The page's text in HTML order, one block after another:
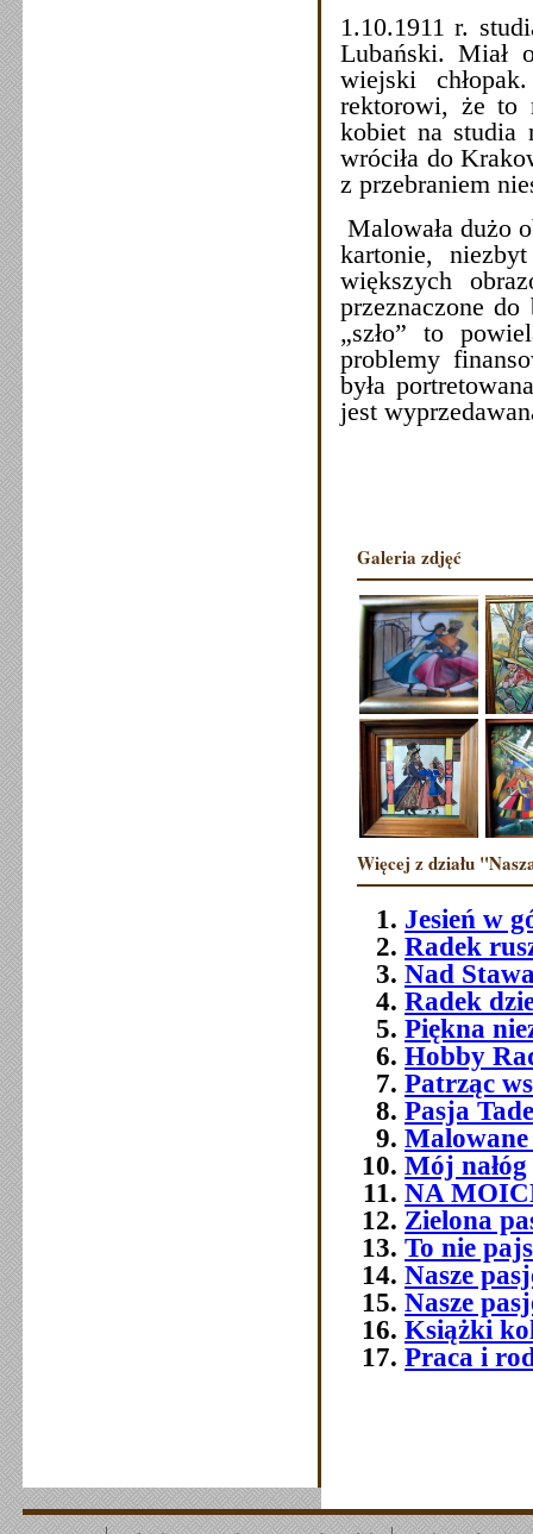
1.10.1911 r.
Lubański. Miał
wiejski
rektorowi, że to
kobiet na studia
wróciła do
z przebraniem
Malowała dużo
kartonie,
większych
przeznaczone
„szło” to
problemy
była
jest
Galeria zdjęć
Więcej z działu
Jesień w
Radek
Nad
Radek
Piękna
Hobby
Patrząc
Pasja
Mój nałóg
NA
Zielona
To nie
Nasze
Nasze
Książki
Praca i